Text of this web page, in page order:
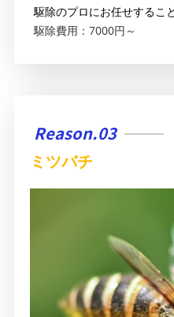
駆除のプロにお任せするこ
駆除費用：7000円～
Reason.03
ミツバチ